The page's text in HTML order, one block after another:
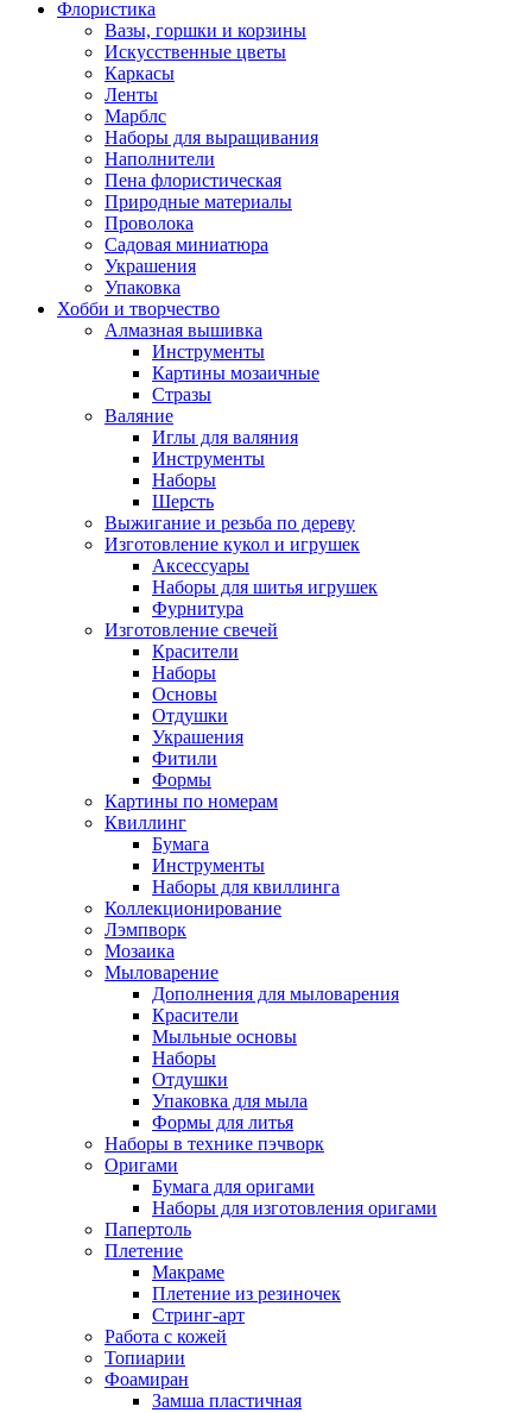
Флористика
Вазы, горшки и корзины
Искусственные цветы
Каркасы
Ленты
Марблс
Наборы для выращивания
Наполнители
Пена флористическая
Природные материалы
Проволока
Садовая миниатюра
Украшения
Упаковка
Хобби и творчество
Алмазная вышивка
Инструменты
Картины мозаичные
Стразы
Валяние
Иглы для валяния
Инструменты
Наборы
Шерсть
Выжигание и резьба по дереву
Изготовление кукол и игрушек
Аксессуары
Наборы для шитья игрушек
Фурнитура
Изготовление свечей
Красители
Наборы
Основы
Отдушки
Украшения
Фитили
Формы
Картины по номерам
Квиллинг
Бумага
Инструменты
Наборы для квиллинга
Коллекционирование
Лэмпворк
Мозаика
Мыловарение
Дополнения для мыловарения
Красители
Мыльные основы
Наборы
Отдушки
Упаковка для мыла
Формы для литья
Наборы в технике пэчворк
Оригами
Бумага для оригами
Наборы для изготовления оригами
Папертоль
Плетение
Макраме
Плетение из резиночек
Стринг-арт
Работа с кожей
Топиарии
Фоамиран
Замша пластичная